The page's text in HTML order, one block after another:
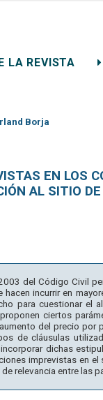
LA REVISTA
Borja
EN LOS
AL SITIO
del Código Civil
hacen incurrir en
para cuestionar el
ciertos
del precio por
de cláusulas
dichas
imprevistas en
relevancia entre las